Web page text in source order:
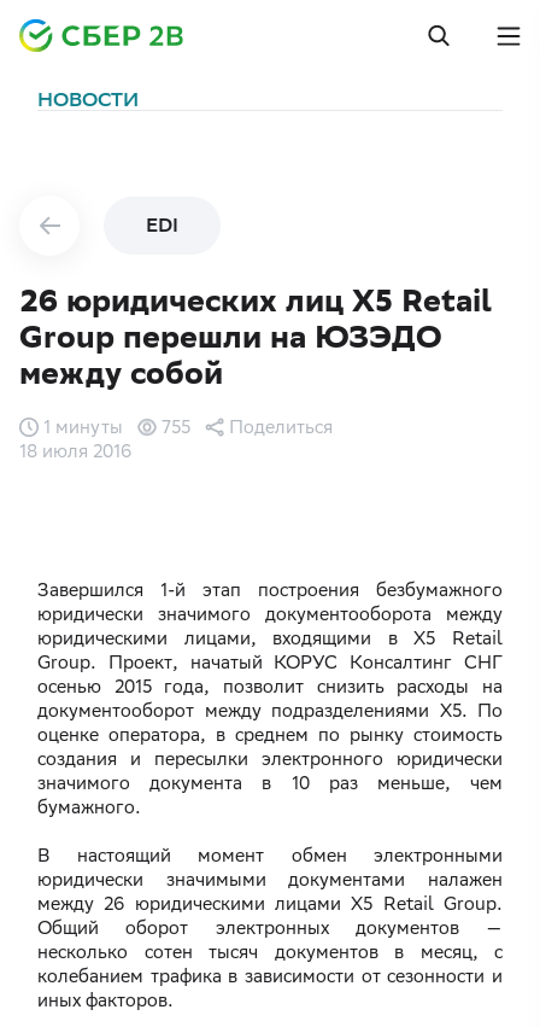
НОВОСТИ
EDI
26 юридических лиц X5 Retail
Group перешли на ЮЗЭДО
между собой
18 июля 2016
1 минуты 755 Поделиться
Завершился 1-й этап построения безбумажного
юридически значимого документооборота между
юридическими лицами, входящими в X5 Retail
Group. Проект, начатый КОРУС Консалтинг СНГ
осенью 2015 года, позволит снизить расходы на
документооборот между подразделениями X5. По
оценке оператора, в среднем по рынку стоимость
создания и пересылки электронного юридически
значимого документа в 10 раз меньше, чем
бумажного.
В настоящий момент обмен электронными
юридически значимыми документами налажен
между 26 юридическими лицами X5 Retail Group.
Общий оборот электронных документов —
несколько сотен тысяч документов в месяц, с
колебанием трафика в зависимости от сезонности и
иных факторов.